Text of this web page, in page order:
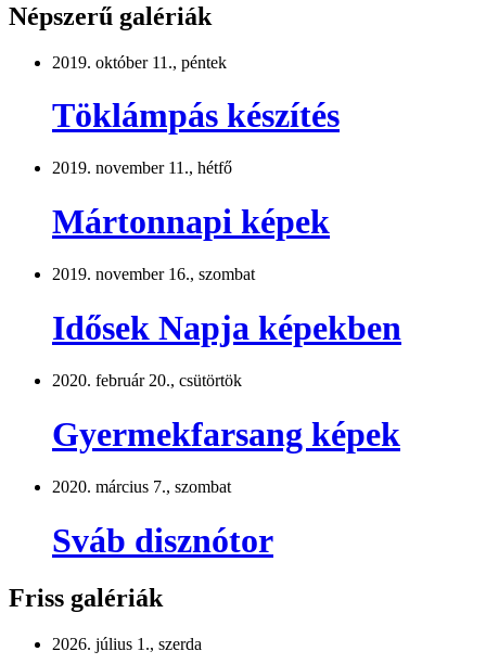
Népszerű galériák
2019. október 11., péntek
Töklámpás készítés
2019. november 11., hétfő
Mártonnapi képek
2019. november 16., szombat
Idősek Napja képekben
2020. február 20., csütörtök
Gyermekfarsang képek
2020. március 7., szombat
Sváb disznótor
Friss galériák
2026. július 1., szerda